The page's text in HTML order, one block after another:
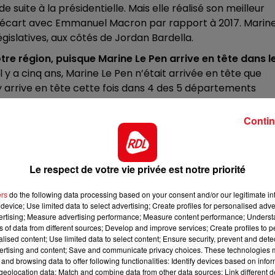
10h00 - 12h00
RDL WEEKEND
suite à la présidentielle. Mais elle réalisé son meilleur
avec Emmanuel Macron par rapport à 2017.
aux côtés de Jordan Bardella.
région, puisque Marine Le Pen arrive en tête dans
y a cinq ans, Marine Le Pen n’était arrivée en tête que
arrive en tête cette fois dans 4 des 5 départements
Calais, avec 57.49% des voix, confirmant le score
des suffrages.
Elle confirme son avance dans de
arrive en tête aussi à Etaples, Calais, ou encore à
67% des suffrages à Hénin Beaumont, 6 points
et même jusqu’à 71,39% des voix à Auchel, son meilleur
des voix, à Aire sur la lys avec 53.61% des suffrages.
qu’à Béthune, avec 52.32% des voix.
avec 78,43 % des voix. Il l’emporte aussi à Berck
conserve également Arras, et Saint-Omer .
Le respect de votre vie privée est notre priorité
do the following data processing based on your consent and/or our legitimate
Use limited data to select advertising; Create profiles for personalised
Measure advertising performance; Measure content performance;
of data from different sources; Develop and improve services; Create profiles to
content; Use limited data to select content; Ensure security, prevent and
and content; Save and communicate privacy choices. These technologies
browsing data to offer following functionalities: Identify devices based on
data; Match and combine data from other data sources; Link different